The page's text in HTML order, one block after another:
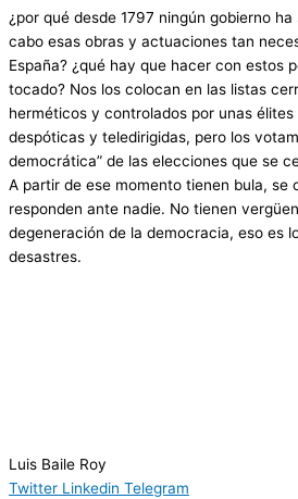
¿por qué desde 1797 ningún gobierno
cabo esas obras y actuaciones tan
España? ¿qué hay que hacer con estos
tocado? Nos los colocan en las listas
herméticos y controlados por unas
despóticas y teledirigidas, pero los
democrática” de las elecciones que se
A partir de ese momento tienen bula, se
responden ante nadie. No tienen
degeneración de la democracia, eso es
desastres.
Luis Baile Roy
Twitter Linkedin Telegram